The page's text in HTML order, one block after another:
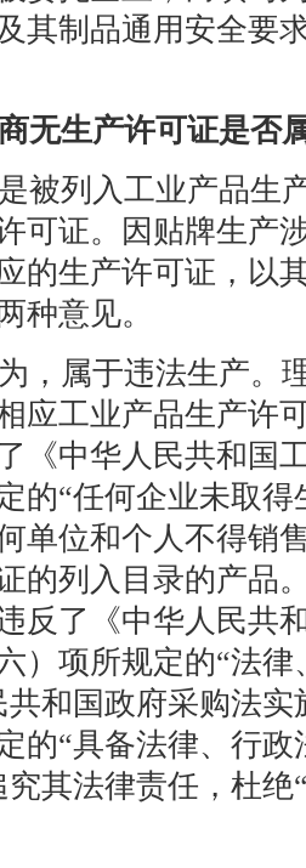
其制品通用安全要
无生产许可证是否
被列入工业产品生
可证。因贴牌生产
的生产许可证，以
种意见。
，属于违法生产。
应工业产品生产许
《中华人民共和国
的“任何企业未取
单位和个人不得销
的列入目录的产品
反了《中华人民共
）项所规定的“法
共和国政府采购法
的“具备法律、行
其法律责任，杜